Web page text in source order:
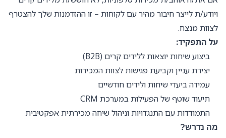
ויודע/ת לייצר חיבור מהיר עם לקוחות – זו ההזדמנות שלך להצטרף
לצוות מנצח.
על התפקיד:
ביצוע שיחות יוצאות ללידים קרים (B2B)
יצירת עניין וקביעת פגישות לצוות המכירות
עמידה ביעדי שיחות ולידים חודשיים
תיעוד שוטף של הפעילות במערכת CRM
התמודדות עם התנגדויות וניהול שיחה מכירתית אפקטיבית
מה נדרש?